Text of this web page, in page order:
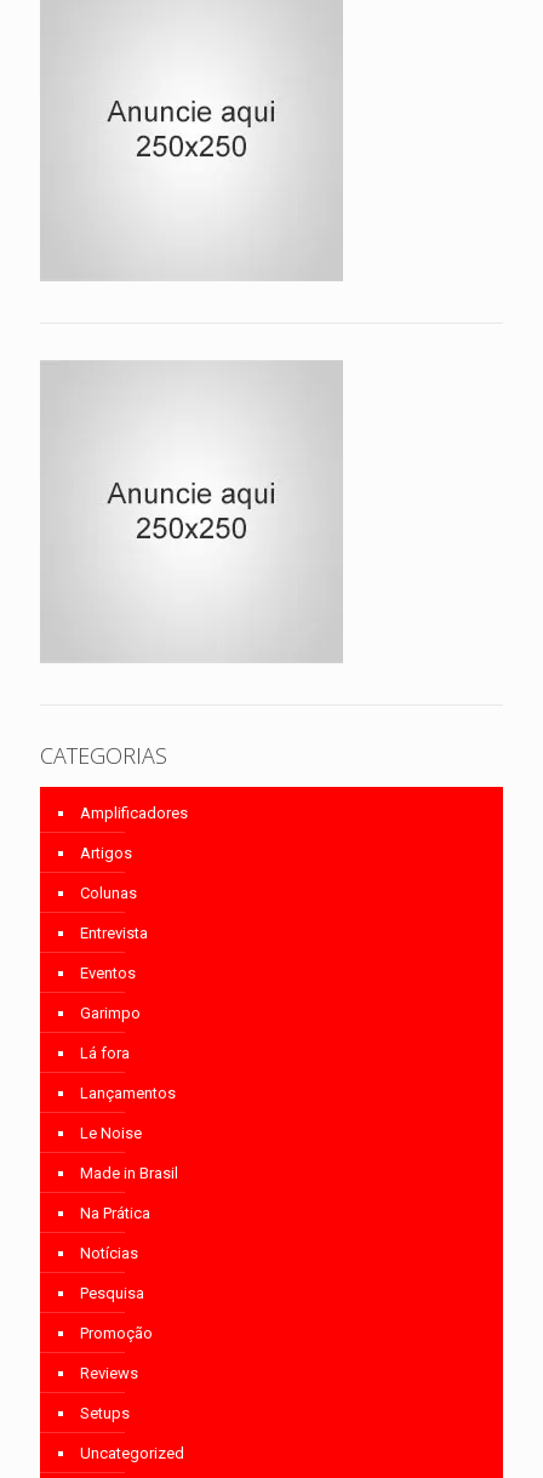
CATEGORIAS
Amplificadores
Artigos
Colunas
Entrevista
Eventos
Garimpo
Lá fora
Lançamentos
Le Noise
Made in Brasil
Na Prática
Notícias
Pesquisa
Promoção
Reviews
Setups
Uncategorized